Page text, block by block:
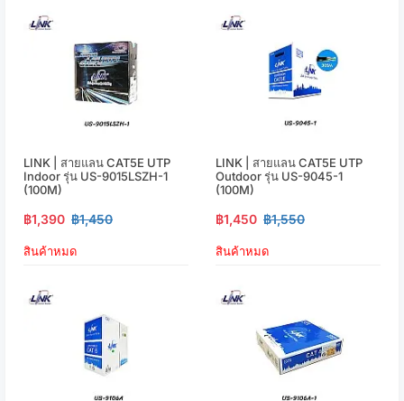
LINK | สายแลน CAT5E UTP
Indoor รุ่น US-9015LSZH-1
(100M)
฿1,390 ฿1,450
สินค้าหมด
LINK | สายแลน CAT5E UTP
Outdoor รุ่น US-9045-1
(100M)
฿1,450 ฿1,550
สินค้าหมด